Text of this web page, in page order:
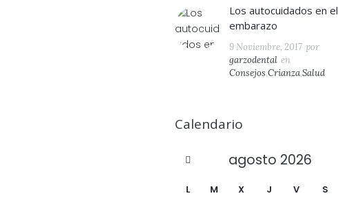
Los autocuidados en el
embarazo
9 Noviembre, 2017 por
garzodental en
Consejos,Crianza,Salud
Calendario
agosto 2026
L M X J V S